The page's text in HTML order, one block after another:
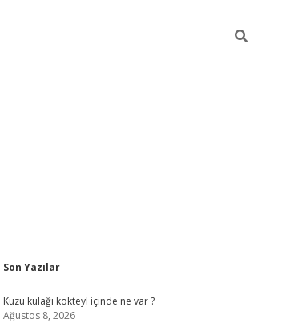
Sidebar
Son Yazılar
Kuzu kulağı kokteyl içinde ne var ?
Ağustos 8, 2026